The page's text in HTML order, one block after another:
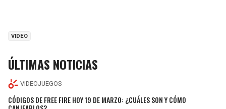
VIDEO
ÚLTIMAS NOTICIAS
VIDEOJUEGOS
CÓDIGOS DE FREE FIRE HOY 19 DE MARZO: ¿CUÁLES SON Y CÓMO